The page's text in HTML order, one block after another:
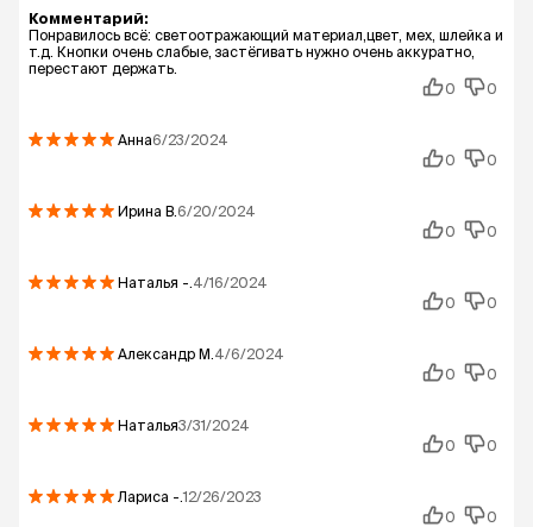
Комментарий:
Понравилось всё: светоотражающий материал,цвет, мех, шлейка и
т.д. Кнопки очень слабые, застёгивать нужно очень аккуратно,
перестают держать.
0
0
Анна6/23/2024
0
0
Ирина В. 6/20/2024
0
0
Наталья -. 4/16/2024
0
0
Александр М. 4/6/2024
0
0
Наталья3/31/2024
0
0
Лариса -.12/26/2023
0
0